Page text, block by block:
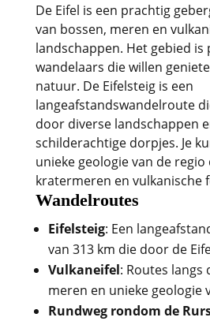
De Eifel is een prachtig
van bossen, meren en
landschappen. Het gebied
wandelaars die willen
natuur. De Eifelsteig is een
langeafstandswandelroute
door diverse landschappen
schilderachtige dorpjes. Je
unieke geologie van de
kratermeren en vulkanische
Wandelroutes
Eifelsteig: Een
van 313 km die door de
Vulkaneifel: Routes langs
meren en unieke geologie
Rundweg rondom de